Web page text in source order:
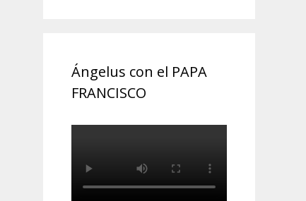
Ángelus con el PAPA
FRANCISCO